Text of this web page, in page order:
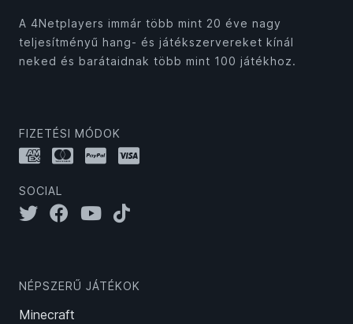
A 4Netplayers immár több mint 20 éve nagy
teljesítményű hang- és játékszervereket kínál
neked és barátaidnak több mint 100 játékhoz.
FIZETÉSI MÓDOK
SOCIAL
NÉPSZERŰ JÁTÉKOK
Minecraft